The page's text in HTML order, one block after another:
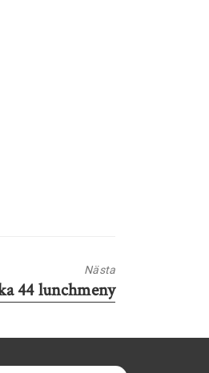
Nästa
44 lunchmeny